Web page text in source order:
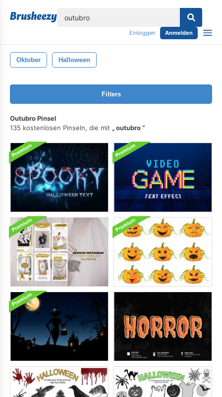
Einloggen Anmelden
Oktober Halloween
Filters
Outubro Pinsel
135 kostenlosen Pinseln, die mit
outubro